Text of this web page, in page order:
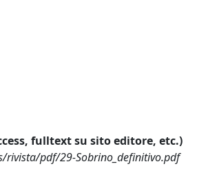
fulltext su sito editore, etc.)
pdf/29-Sobrino_definitivo.pdf